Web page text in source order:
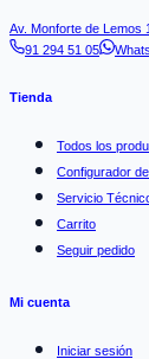
Av. Monforte de Lemos
91 294 51 05
Tienda
Todos los
Configurador
Servicio
Carrito
Seguir pedido
Mi cuenta
Iniciar sesión